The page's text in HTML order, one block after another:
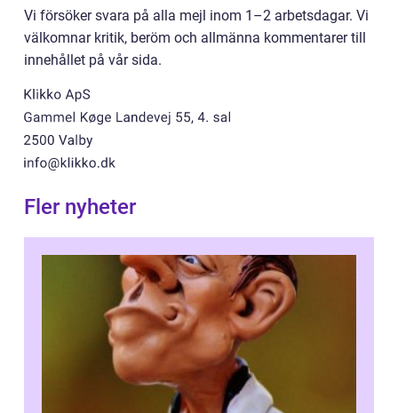
Vi försöker svara på alla mejl inom 1–2 arbetsdagar. Vi
välkomnar kritik, beröm och allmänna kommentarer till
innehållet på vår sida.
Fler nyheter